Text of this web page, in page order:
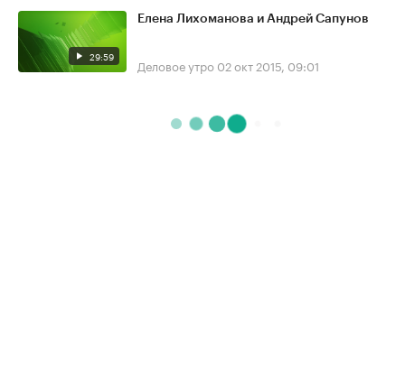
29:59
Елена Лихоманова и Андрей Сапунов
Деловое утро 02 окт 2015, 09:01